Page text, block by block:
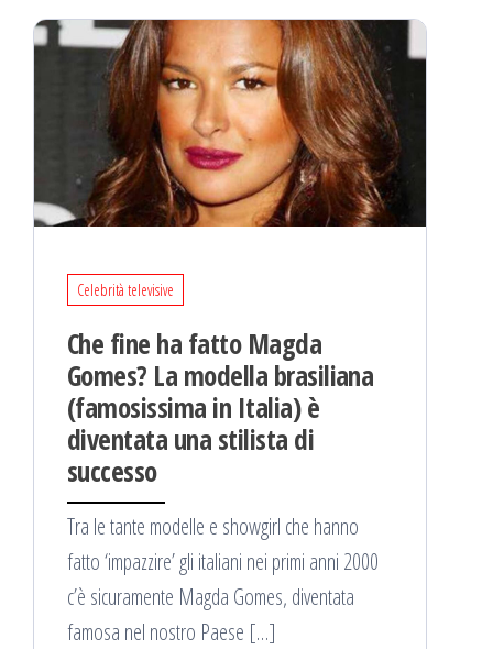
Celebrità televisive
Che fine ha fatto Magda
Gomes? La modella brasiliana
(famosissima in Italia) è
diventata una stilista di
successo
Tra le tante modelle e showgirl che hanno
fatto ‘impazzire’ gli italiani nei primi anni 2000
c’è sicuramente Magda Gomes, diventata
famosa nel nostro Paese […]